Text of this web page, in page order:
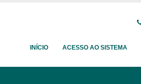
INÍCIO ACESSO AO SISTEMA